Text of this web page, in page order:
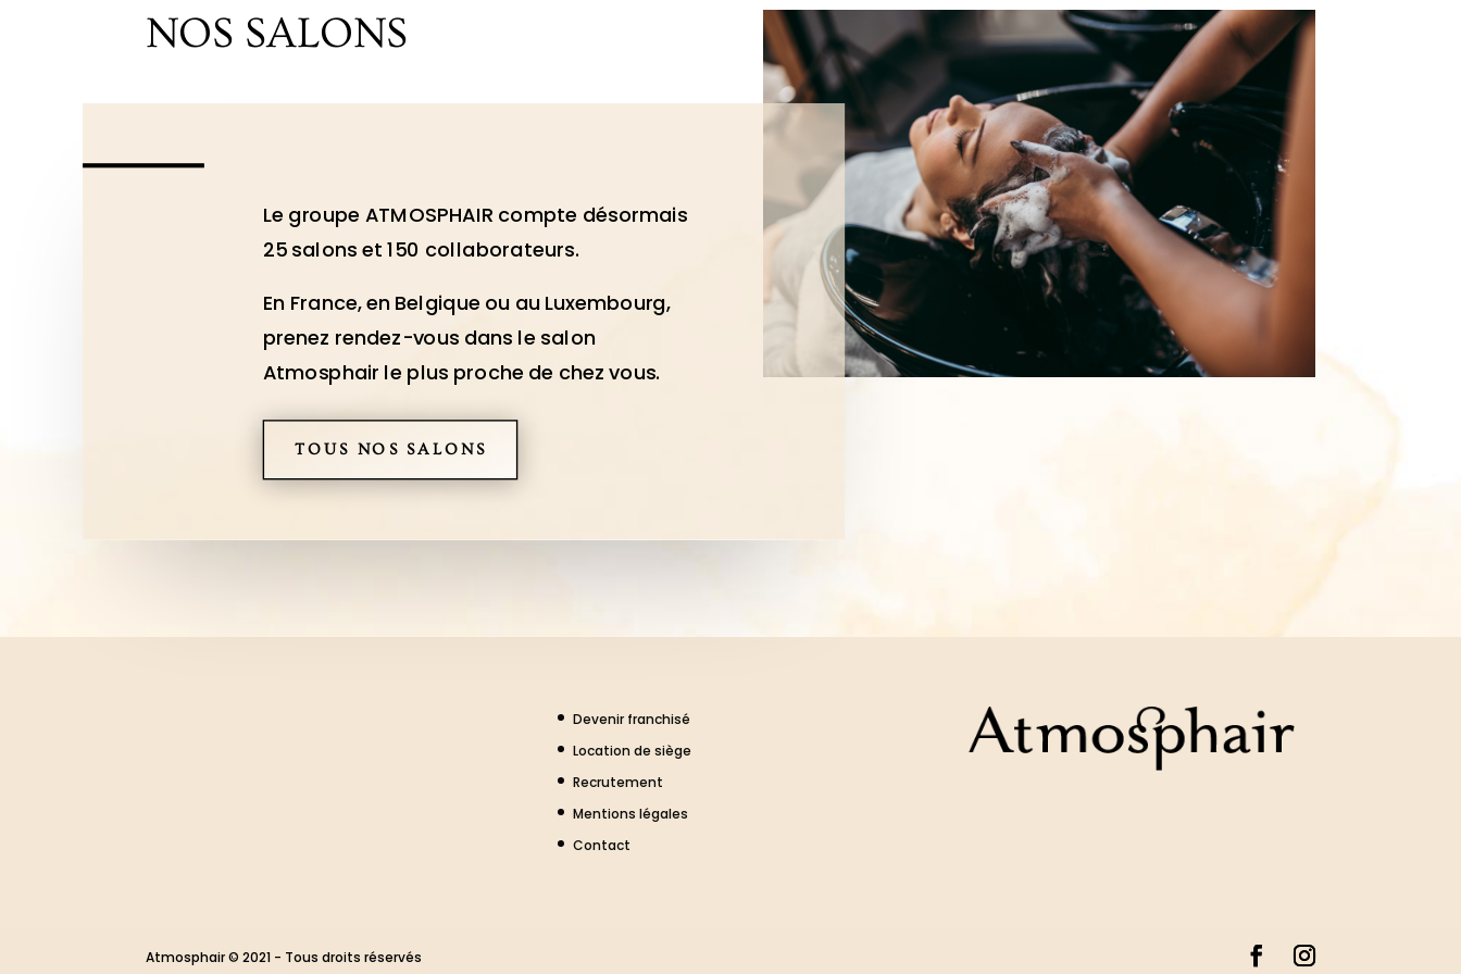
NOS SALONS
Le groupe ATMOSPHAIR compte désormais
25 salons et 150 collaborateurs.
En France, en Belgique ou au Luxembourg,
prenez rendez-vous dans le salon
Atmosphair le plus proche de chez vous.
TOUS NOS SALONS
Devenir franchisé
Location de siège
Recrutement
Mentions légales
Contact
Atmosphair © 2021 - Tous droits réservés